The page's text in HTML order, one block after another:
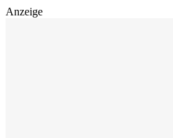
Anzeige